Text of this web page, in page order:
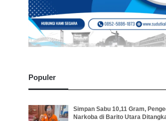
Populer
Simpan Sabu 10,11 Gram,
Narkoba di Barito Utara